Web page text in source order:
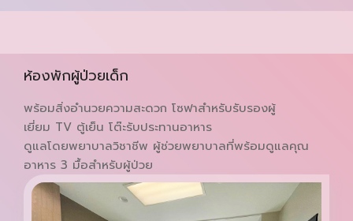
ห้องพักผู้ป่วยเด็ก
พร้อมสิ่งอำนวยความสะดวก โซฟาสำหรับรับรองผู้
เยี่ยม TV ตู้เย็น โต๊ะรับประทานอาหาร
ดูแลโดยพยาบาลวิชาชีพ ผู้ช่วยพยาบาลที่พร้อมดูแลคุณ
อาหาร 3 มื้อสำหรับผู้ป่วย